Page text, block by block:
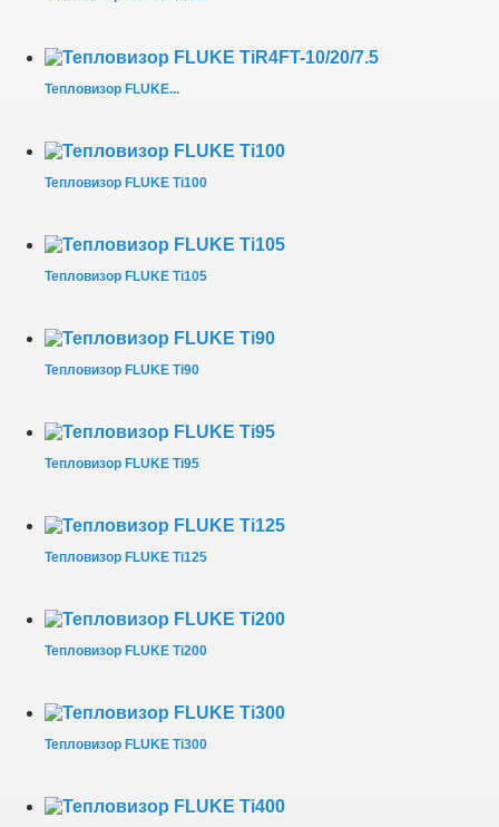
Тепловизор FLUKE...
Тепловизор FLUKE Ti100
Тепловизор FLUKE Ti105
Тепловизор FLUKE Ti90
Тепловизор FLUKE Ti95
Тепловизор FLUKE Ti125
Тепловизор FLUKE Ti200
Тепловизор FLUKE Ti300